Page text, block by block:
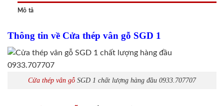
Mô tả
Thông tin về Cửa thép vân gỗ SGD 1
Cửa thép vân gỗ SGD 1 chất lượng hàng đầu 0933.707707